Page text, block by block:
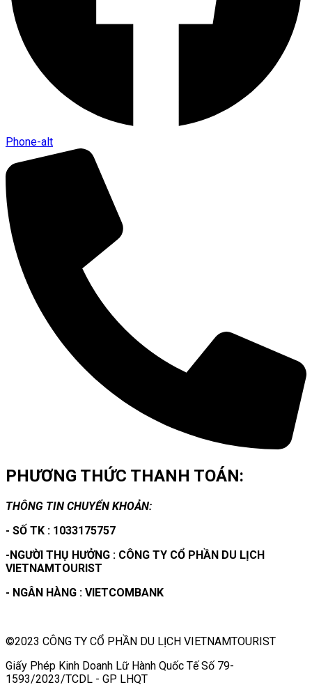
Phone-alt
PHƯƠNG THỨC THANH TOÁN:
THÔNG TIN CHUYỂN KHOẢN:
- SỐ TK : 1033175757
-NGƯỜI THỤ HƯỞNG : CÔNG TY CỔ PHẦN DU LỊCH
VIETNAMTOURIST
- NGÂN HÀNG : VIETCOMBANK
©2023 CÔNG TY CỔ PHẦN DU LỊCH VIETNAMTOURIST
Giấy Phép Kinh Doanh Lữ Hành Quốc Tế Số 79-
1593/2023/TCDL - GP LHQT